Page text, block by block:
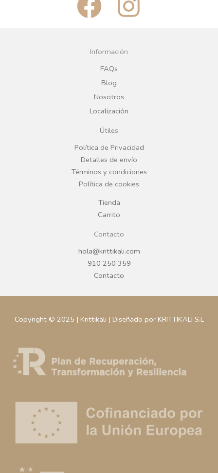
a
c
e
b
o
o
k
n
g
r
a
Información
FAQs
Blog
Nosotros
Localización
Útiles
Política de Privacidad
Detalles de envío
Términos y condiciones
Política de cookies
Tienda
Carrito
Contacto
hola@krittikali.com
910 250 359
Contacto
Copyright © 2025 | Krittikali | Diseñado por KRITTIKALI S.L